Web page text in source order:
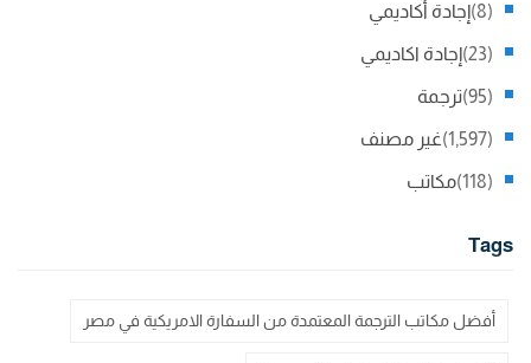
إجادة أكاديمي (8)
إجادة اكاديمي (23)
ترجمة (95)
غير مصنف (1,597)
مكاتب (118)
Tags
أفضل مكاتب الترجمة المعتمدة من السفارة الامريكية في مصر